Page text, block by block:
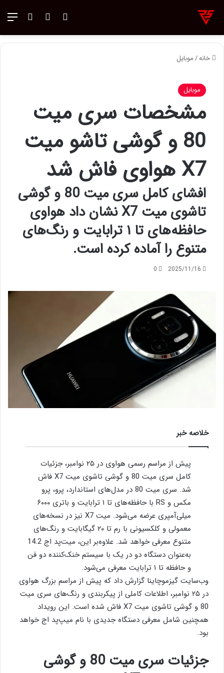
تغییر پوسته ورود
خانه/موبایل
موبایل
مشخصات سری میت
80 و گوشی تاشو میت
X7 هواوی فاش شد
افشای کامل سری میت 80 و گوشی
تاشوی میت X7 نشان داد هواوی
حافظه‌های تا ۱ ترابایت و رنگ‌های
متنوع را آماده کرده است.
2025/11/16
0
خلاصه خبر
پیش از مراسم رسمی هواوی در ۲۵ نوامبر، جزئیات
کامل سری میت 80 و گوشی تاشوی میت X7 فاش
شد. سری میت 80 در مدل‌های استاندارد، پرو، پرو
مکس و RS با حافظه‌های تا ۱ ترابایت و باتری ۶۰۰۰
میلی‌آمپری عرضه می‌شود. میت X7 نیز در نسخه‌های
معمولی و کلکسیونی با رم تا ۲۰ گیگابایت و رنگ‌های
متنوع معرفی خواهد شد. علاوه‌بر این، میت‌پد اج 14.2
به‌عنوان دستگاه دو در یک با سیستم خنک‌کننده دو فن
و حافظه تا ۱ ترابایت معرفی می‌شود.
وب‌سایت گیزموچاینا گزارش داد که پیش از مراسم بزرگ هواوی
در ۲۵ نوامبر، اطلاعات کاملی از پیکربندی و رنگ‌های سری میت
80 و گوشی تاشوی میت X7 فاش شده است. این رویداد
همچنین شامل معرفی دستگاه جدیدی با نام میپ‌پد اج خواهد
بود.
جزئیات سریمیت
80 و گوشی